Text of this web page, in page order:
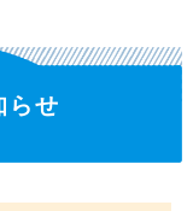
らせ